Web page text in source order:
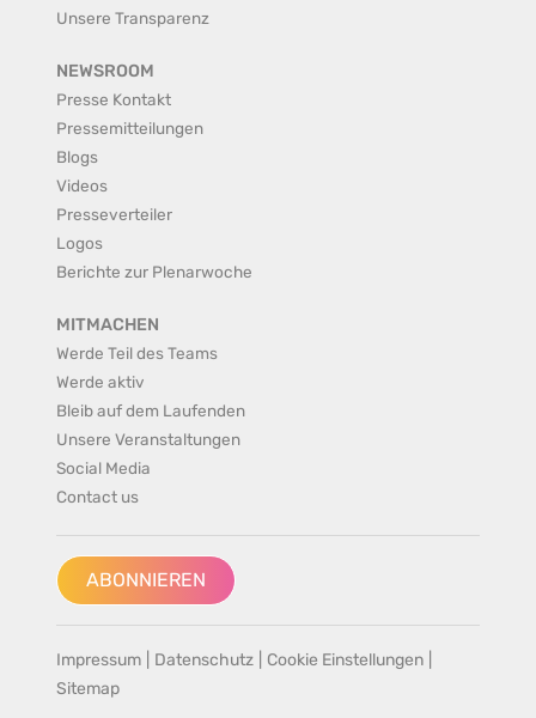
Unsere Transparenz
NEWSROOM
Presse Kontakt
Pressemitteilungen
Blogs
Videos
Presseverteiler
Logos
Berichte zur Plenarwoche
MITMACHEN
Werde Teil des Teams
Werde aktiv
Bleib auf dem Laufenden
Unsere Veranstaltungen
Social Media
Contact us
ABONNIEREN
Impressum Datenschutz Cookie Einstellungen
Sitemap